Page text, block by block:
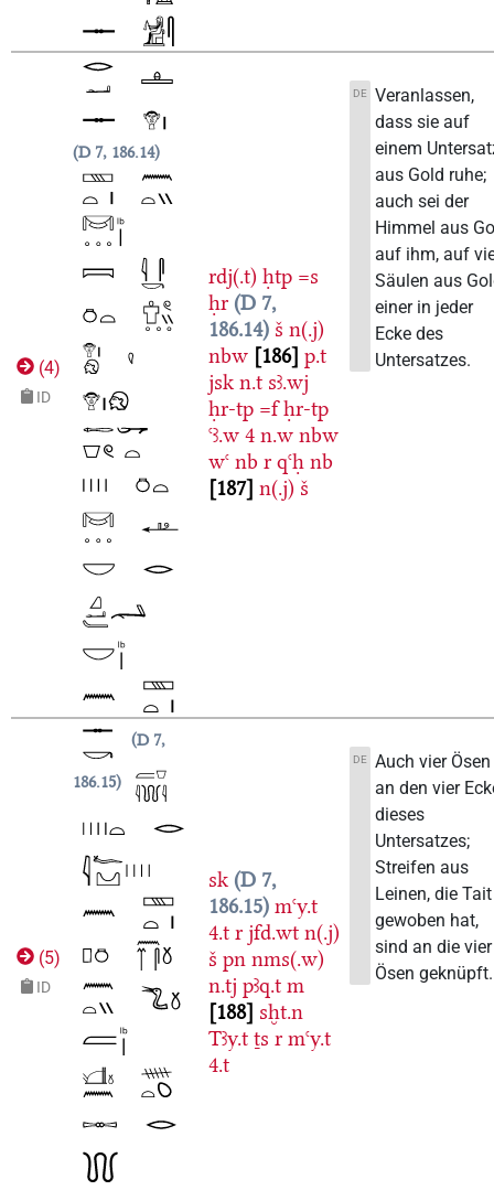
(4)
ID
D 7, 186.14
rdj(.t) ḥtp =s
ḥr D 7,
186.14 š n(.j)
nbw 186 p.t
jsk n.t sꜣ.wj
ḥr-tp =f ḥr-tp
ꜥꜣ.w 4 n.w nbw
wꜥ nb r qꜥḥ nb
187 n(.j) š
DE
Veranlassen,
dass sie auf
einem
aus Gold ruhe;
auch sei der
Himmel aus
auf ihm, auf
Säulen aus
einer in jeder
Ecke des
Untersatzes.
(5)
ID
D 7,
186.15
sk D 7,
186.15 mꜥy.t
4.t r jfd.wt n(.j)
š pn nms(.w)
n.tj pꜣq.t m
188 sḫt.n
Tꜣy.t ṯs r mꜥy.t
4.t
DE
Auch vier Ösen
an den vier
dieses
Untersatzes;
Streifen aus
Leinen, die Tait
gewoben hat,
sind an die vier
Ösen geknüpft.